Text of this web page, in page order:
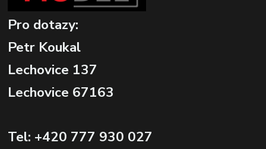
Pro dotazy:
Petr Koukal
Lechovice 137
Lechovice 67163
Tel: +420 777 930 027